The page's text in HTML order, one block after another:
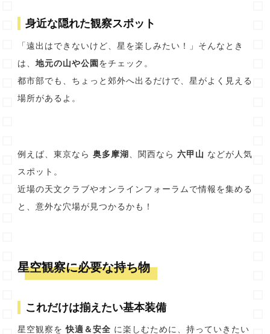
身近な隠れた観察スポット
「遠出はできないけど、星を楽しみたい！」そんなとき
は、 地元の山や公園をチェック。
都市部でも、ちょっと郊外へ出るだけで、星がよく見える
場所があるよ。
例えば、東京なら 奥多摩湖 、関西なら 六甲山 などが人気
スポット。
近場の天文クラブやオンラインフォーラムで情報を集める
と、意外な穴場が見つかるかも！
星空観察に必要な持ち物
これだけは揃えたい基本装備
星空観察を快適＆安全 に楽しむために、持っていきたい